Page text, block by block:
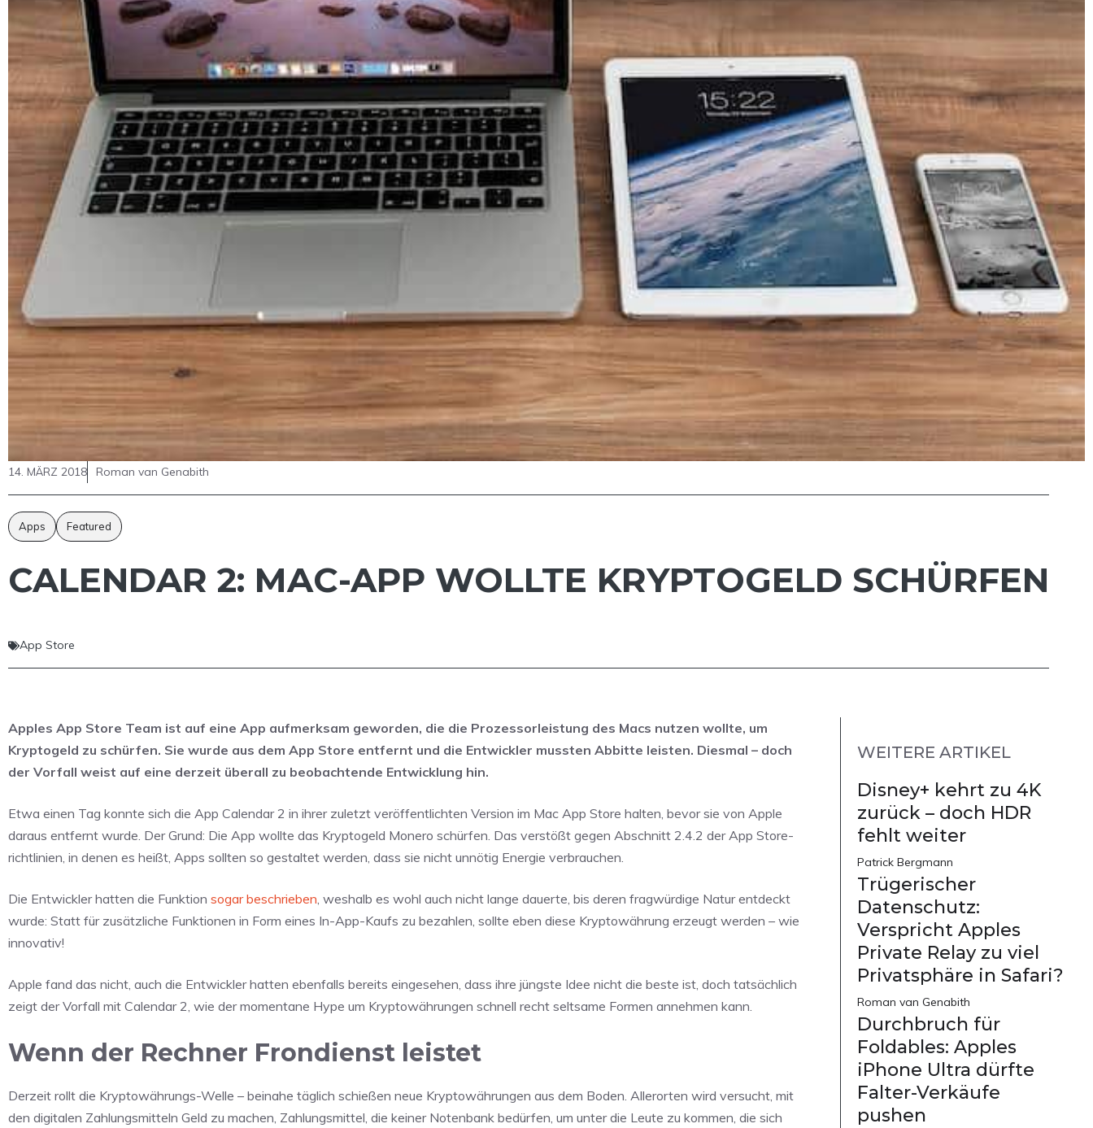
14. MÄRZ 2018 Roman van Genabith
Apps Featured
CALENDAR 2: MAC-APP WOLLTE KRYPTOGELD SCHÜRFEN
App Store
Apples App Store Team ist auf eine App aufmerksam geworden, die die Prozessorleistung des Macs nutzen wollte, um
Kryptogeld zu schürfen. Sie wurde aus dem App Store entfernt und die Entwickler mussten Abbitte leisten. Diesmal – doch
der Vorfall weist auf eine derzeit überall zu beobachtende Entwicklung hin.
Etwa einen Tag konnte sich die App Calendar 2 in ihrer zuletzt veröffentlichten Version im Mac App Store halten, bevor sie von Apple
daraus entfernt wurde. Der Grund: Die App wollte das Kryptogeld Monero schürfen. Das verstößt gegen Abschnitt 2.4.2 der App Store-
richtlinien, in denen es heißt, Apps sollten so gestaltet werden, dass sie nicht unnötig Energie verbrauchen.
Die Entwickler hatten die Funktion sogar beschrieben, weshalb es wohl auch nicht lange dauerte, bis deren fragwürdige Natur entdeckt
wurde: Statt für zusätzliche Funktionen in Form eines In-App-Kaufs zu bezahlen, sollte eben diese Kryptowährung erzeugt werden – wie
innovativ!
Apple fand das nicht, auch die Entwickler hatten ebenfalls bereits eingesehen, dass ihre jüngste Idee nicht die beste ist, doch tatsächlich
zeigt der Vorfall mit Calendar 2, wie der momentane Hype um Kryptowährungen schnell recht seltsame Formen annehmen kann.
Wenn der Rechner Frondienst leistet
Derzeit rollt die Kryptowährungs-Welle – beinahe täglich schießen neue Kryptowährungen aus dem Boden. Allerorten wird versucht, mit
den digitalen Zahlungsmitteln Geld zu machen, Zahlungsmittel, die keiner Notenbank bedürfen, um unter die Leute zu kommen, die sich
WEITERE ARTIKEL
Disney+ kehrt zu 4K
zurück – doch HDR
fehlt weiter
Patrick Bergmann
Trügerischer
Datenschutz:
Verspricht Apples
Private Relay zu viel
Privatsphäre in Safari?
Roman van Genabith
Durchbruch für
Foldables: Apples
iPhone Ultra dürfte
Falter-Verkäufe
pushen